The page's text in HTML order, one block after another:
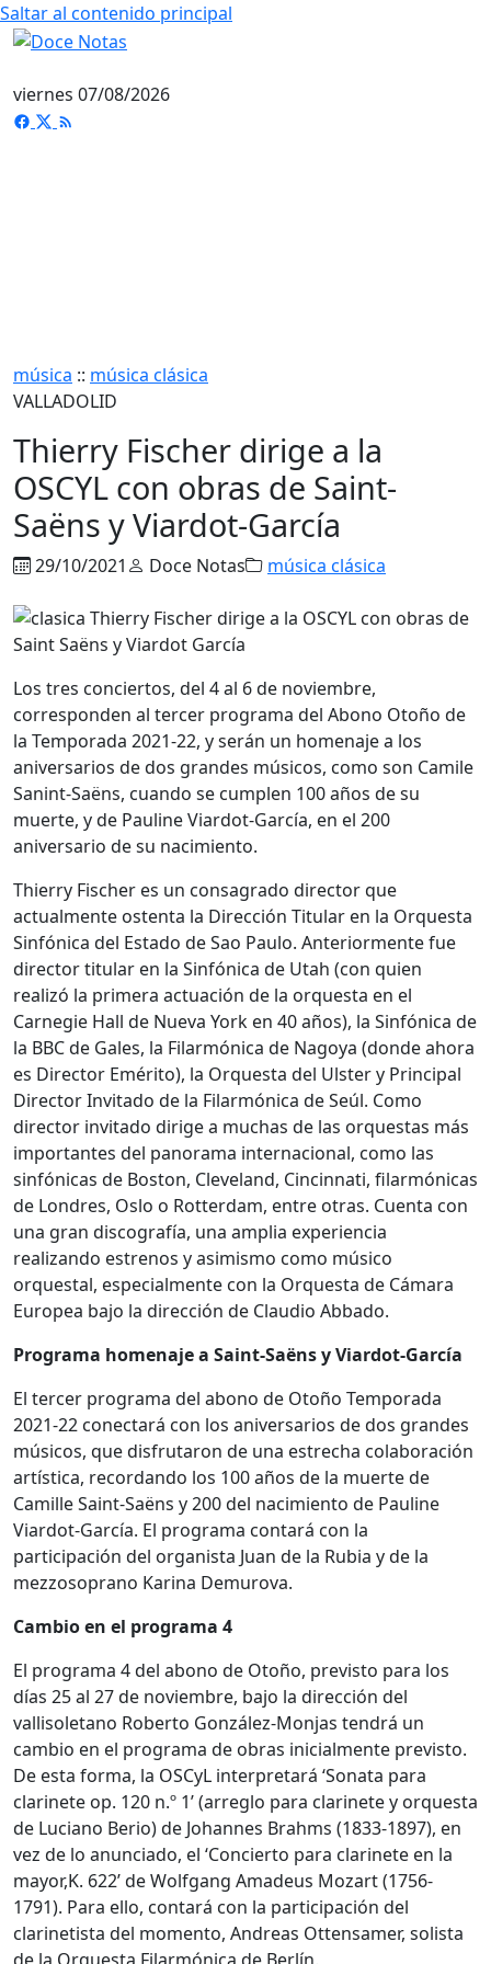
Saltar al contenido principal
viernes 07/08/2026
música :: música clásica
VALLADOLID
Thierry Fischer dirige a la
OSCYL con obras de Saint-
Saëns y Viardot-García
29/10/2021 Doce Notas música clásica
Los tres conciertos, del 4 al 6 de noviembre,
corresponden al tercer programa del Abono Otoño de
la Temporada 2021-22, y serán un homenaje a los
aniversarios de dos grandes músicos, como son Camile
Sanint-Saëns, cuando se cumplen 100 años de su
muerte, y de Pauline Viardot-García, en el 200
aniversario de su nacimiento.
Thierry Fischer es un consagrado director que
actualmente ostenta la Dirección Titular en la Orquesta
Sinfónica del Estado de Sao Paulo. Anteriormente fue
director titular en la Sinfónica de Utah (con quien
realizó la primera actuación de la orquesta en el
Carnegie Hall de Nueva York en 40 años), la Sinfónica de
la BBC de Gales, la Filarmónica de Nagoya (donde ahora
es Director Emérito), la Orquesta del Ulster y Principal
Director Invitado de la Filarmónica de Seúl. Como
director invitado dirige a muchas de las orquestas más
importantes del panorama internacional, como las
sinfónicas de Boston, Cleveland, Cincinnati, filarmónicas
de Londres, Oslo o Rotterdam, entre otras. Cuenta con
una gran discografía, una amplia experiencia
realizando estrenos y asimismo como músico
orquestal, especialmente con la Orquesta de Cámara
Europea bajo la dirección de Claudio Abbado.
Programa homenaje a Saint-Saëns y Viardot-García
El tercer programa del abono de Otoño Temporada
2021-22 conectará con los aniversarios de dos grandes
músicos, que disfrutaron de una estrecha colaboración
artística, recordando los 100 años de la muerte de
Camille Saint-Saëns y 200 del nacimiento de Pauline
Viardot-García. El programa contará con la
participación del organista Juan de la Rubia y de la
mezzosoprano Karina Demurova.
Cambio en el programa 4
El programa 4 del abono de Otoño, previsto para los
días 25 al 27 de noviembre, bajo la dirección del
vallisoletano Roberto González-Monjas tendrá un
cambio en el programa de obras inicialmente previsto.
De esta forma, la OSCyL interpretará ‘Sonata para
clarinete op. 120 n.º 1’ (arreglo para clarinete y orquesta
de Luciano Berio) de Johannes Brahms (1833-1897), en
vez de lo anunciado, el ‘Concierto para clarinete en la
mayor,K. 622’ de Wolfgang Amadeus Mozart (1756-
1791). Para ello, contará con la participación del
clarinetista del momento, Andreas Ottensamer, solista